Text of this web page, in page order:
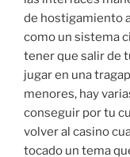
de hostigamiento
como un sistema
tener que salir de
jugar en una
menores, hay
conseguir por tu
volver al casino
tocado un tema